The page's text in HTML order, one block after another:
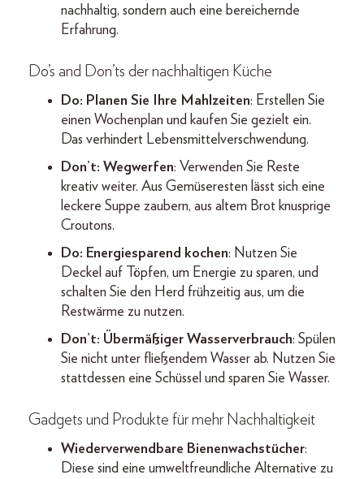
nachhaltig, sondern auch eine bereichernde
Erfahrung.
Do’s and Don’ts der nachhaltigen Küche
Do: Planen Sie Ihre Mahlzeiten: Erstellen Sie
einen Wochenplan und kaufen Sie gezielt ein.
Das verhindert Lebensmittelverschwendung.
Don’t: Wegwerfen: Verwenden Sie Reste
kreativ weiter. Aus Gemüseresten lässt sich eine
leckere Suppe zaubern, aus altem Brot knusprige
Croutons.
Do: Energiesparend kochen: Nutzen Sie
Deckel auf Töpfen, um Energie zu sparen, und
schalten Sie den Herd frühzeitig aus, um die
Restwärme zu nutzen.
Don’t: Übermäßiger Wasserverbrauch: Spülen
Sie nicht unter fließendem Wasser ab. Nutzen Sie
stattdessen eine Schüssel und sparen Sie Wasser.
Gadgets und Produkte für mehr Nachhaltigkeit
Wiederverwendbare Bienenwachstücher:
Diese sind eine umweltfreundliche Alternative zu